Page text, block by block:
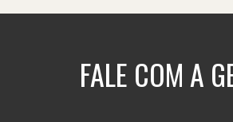
FALE COM A